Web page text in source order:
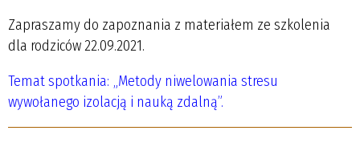
Zapraszamy do zapoznania z materiałem ze szkolenia
dla rodziców 22.09.2021.
Temat spotkania: „Metody niwelowania stresu
wywołanego izolacją i nauką zdalną”.